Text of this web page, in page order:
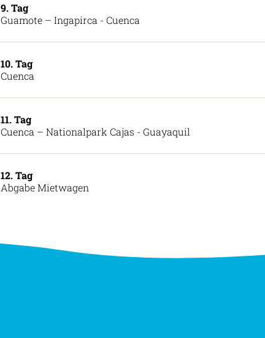
9. Tag
Guamote – Ingapirca - Cuenca
10. Tag
Cuenca
11. Tag
Cuenca – Nationalpark Cajas - Guayaquil
12. Tag
Abgabe Mietwagen